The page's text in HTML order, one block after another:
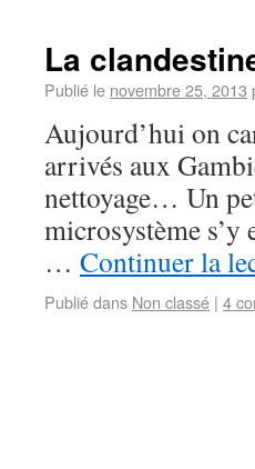
La
Publié le novembre 25, 2013
Aujourd’hui on
arrivés aux
nettoyage… Un
microsystème
… Continuer la
Publié dans Non classé | 4